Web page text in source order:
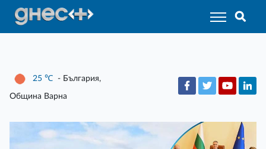
25 ℃ - България,
Община Варна